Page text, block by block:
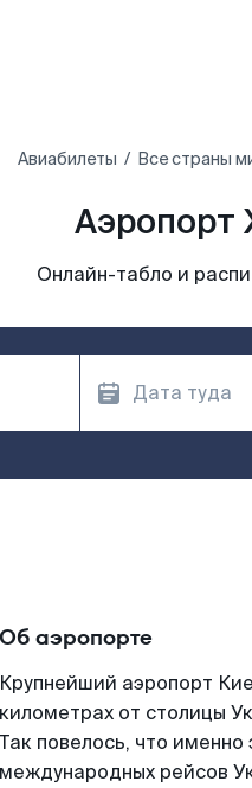
Авиабилеты Все страны
Аэропорт
Онлайн-табло и
Об аэропорте
Крупнейший аэропорт
километрах от столицы
Так повелось, что
международных рейсов